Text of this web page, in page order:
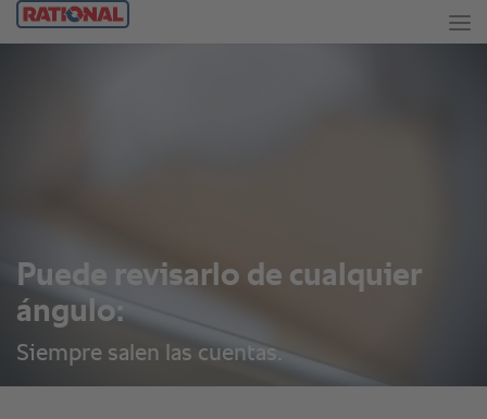
Puede revisarlo de cualquier
ángulo:
Siempre salen las cuentas.